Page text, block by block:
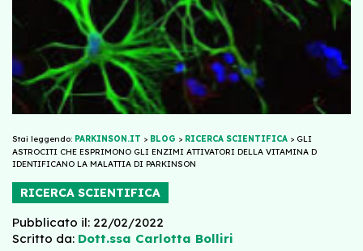
Stai leggendo: PARKINSON.IT > BLOG > RICERCA SCIENTIFICA > GLI
ASTROCITI CHE ESPRIMONO GLI ENZIMI ATTIVATORI DELLA VITAMINA D
IDENTIFICANO LA MALATTIA DI PARKINSON
RICERCA SCIENTIFICA
Pubblicato il: 22/02/2022
Scritto da: Dott.ssa Carlotta Bolliri